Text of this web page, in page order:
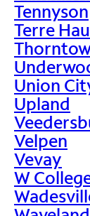
Tennyson
Terre
Union
Upland
Velpen
Vevay
W